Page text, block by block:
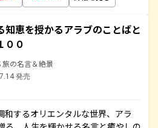
知恵を授かるアラブのことばと
００
旅の名言＆絶景
発売
和するオリエンタルな世界、アラ